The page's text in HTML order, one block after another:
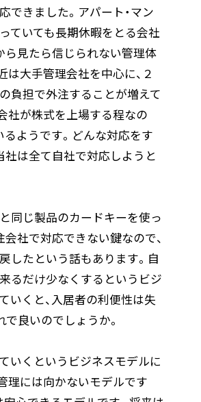
できました。アパート・マン
ていても長期休暇をとる会社
ら見たら信じられない管理体
は大手管理会社を中心に、２
負担で外注することが増えて
社が株式を上場する程なの
るようです。どんな対応をす
社は全て自社で対応しようと
同じ製品のカードキーを使っ
会社で対応できない鍵なので、
したという話もあります。自
るだけ少なくするというビジ
いくと、入居者の利便性は失
良いのでしょうか。
いくというビジネスモデルに
理には向かないモデルです